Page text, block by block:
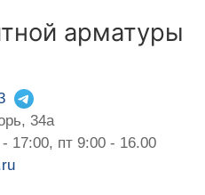
арматуры
34а
17:00, пт 9:00 - 16.00